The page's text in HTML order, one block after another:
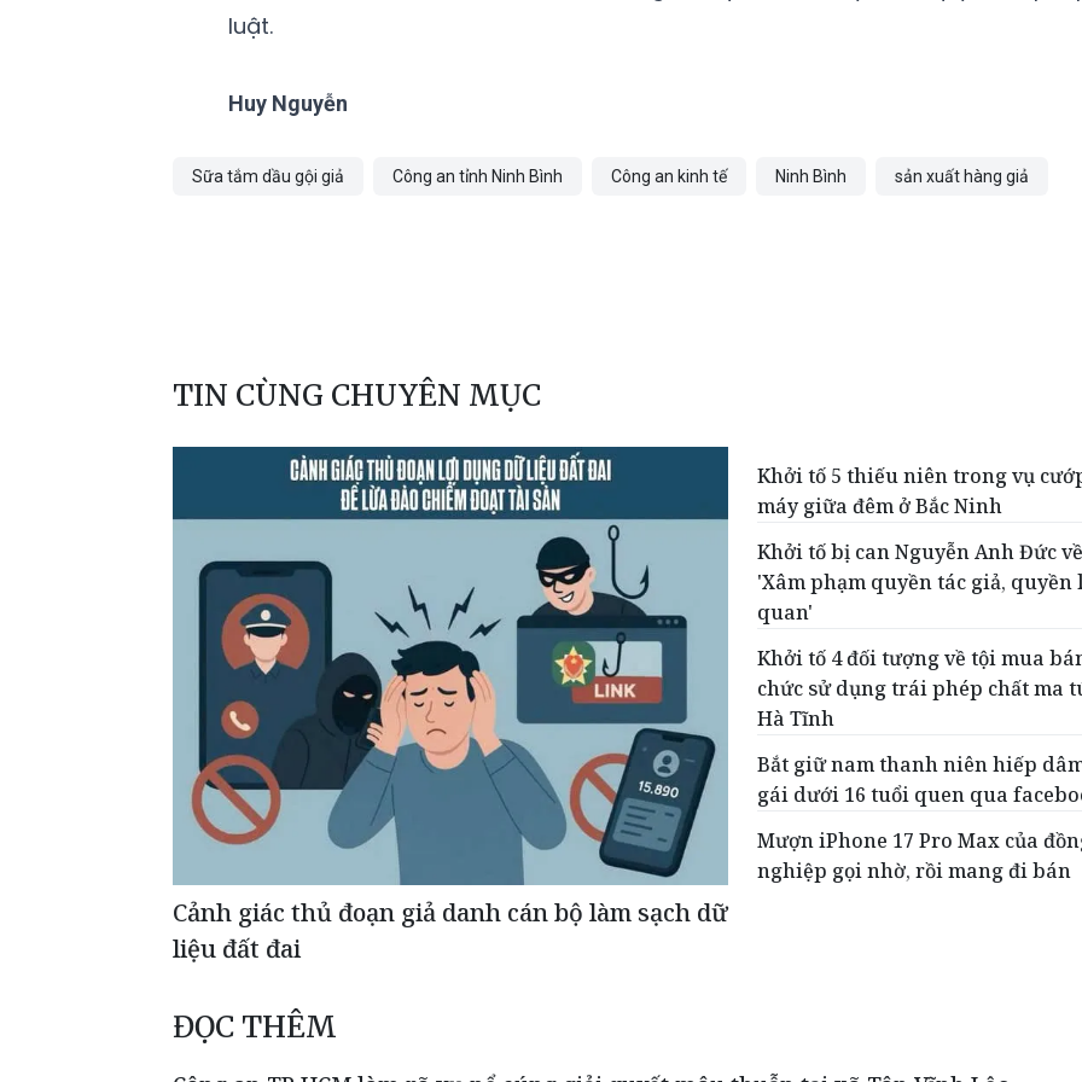
luật.
Huy Nguyễn
Sữa tắm dầu gội giả Công an tỉnh Ninh Bình Công an kinh tế Ninh Bình sản xuất hàng giả
TIN CÙNG CHUYÊN MỤC
Cảnh giác thủ đoạn giả danh cán bộ làm sạch dữ
liệu đất đai
Khởi tố 5 thiếu niên trong vụ
máy giữa đêm ở Bắc Ninh
Khởi tố bị can Nguyễn Anh Đức
'Xâm phạm quyền tác giả, quyền
quan'
Khởi tố 4 đối tượng về tội mua
chức sử dụng trái phép chất ma
Hà Tĩnh
Bắt giữ nam thanh niên hiếp
gái dưới 16 tuổi quen qua
Mượn iPhone 17 Pro Max của
nghiệp gọi nhờ, rồi mang đi bán
ĐỌC THÊM